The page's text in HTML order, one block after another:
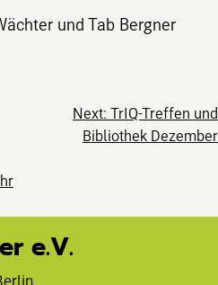
und Tab Bergner
Next: TrIQ-Treffen und
Bibliothek Dezember
e.V.